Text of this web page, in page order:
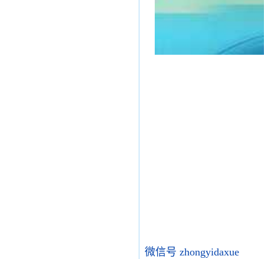
微信号 zhongyidaxue